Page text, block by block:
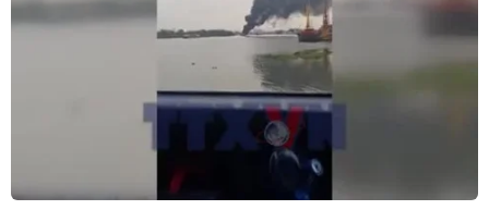
Mỹ thu hồi khẩn cấp salad, gỏi cuốn
nhiễm ký sinh trùng trên cả nước